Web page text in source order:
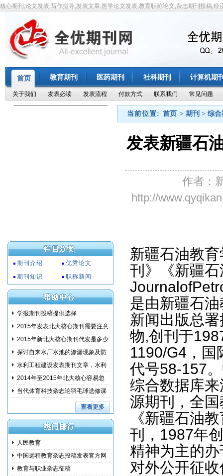
核心期刊,论文发表,写作指导,发表文章,医学论文发表,教育职称论文,杂志期刊投稿,经
首页 教育期刊 医药期刊 社科期刊 计算机期
关于我们 发表必读 发表流程 付款方式 联系我们 常见问题
当前位置: 首页 > 期刊 > 综
发表新疆石
作者：
http://
新疆石油教
刊》《新疆
是由新疆石
新闻出版总
物,创刊于
1190/G4，国
代号58-157
综合数据库
源期刊，全
《新疆石油
刊，1987年
精神为主的
对外公开征
期刊介绍
优秀论文
期刊知识
职称新闻
学报期刊投稿提供选择
2015年发表北大核心期刊需要注意
事项2015年新北大核心期刊代发是多少
钱?探讨自来水厂水池的渗漏现象及防
范措水利工程建设发表期刊文章，水利
建设2014年至2015年北大核心容易忽
略的问
当代体育科技杂志论羽毛球选修课
查看更多
人民教育
中国远程教育杂志投稿发表官方网
教育与职业杂志征稿